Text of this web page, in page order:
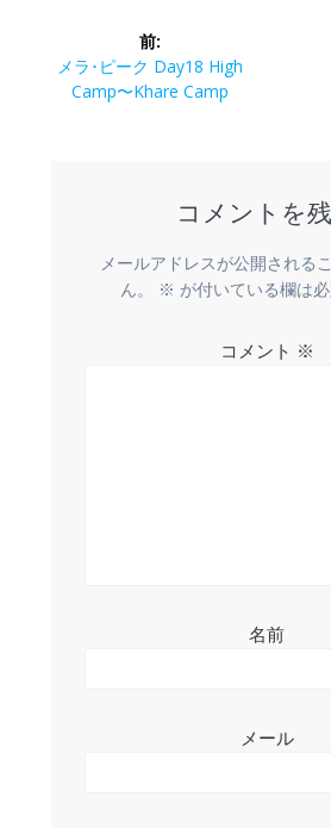
前:
前
の
メラ･ピーク Day18 High
Camp〜Khare Camp
コメントを
メールアドレスが公開される
ん。
※ が付いている欄は
コメント ※
名前
メール